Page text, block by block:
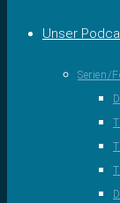
Unser
Serien/